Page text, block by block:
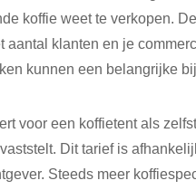
koffie weet te verkopen.
aantal klanten en je
kunnen een belangrijke
voor een koffietent als
Dit tarief is
Steeds meer